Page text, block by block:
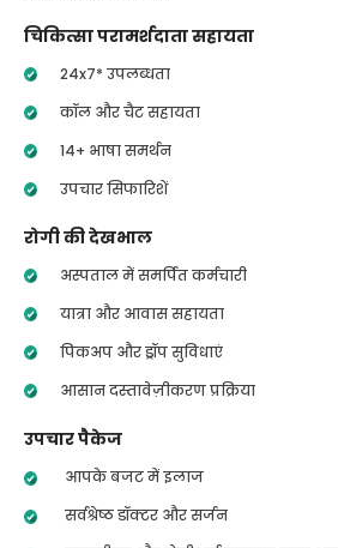
चिकित्सा परामर्शदाता सहायता
24x7* उपलब्धता
कॉल और चैट सहायता
14+ भाषा समर्थन
उपचार सिफारिशें
रोगी की देखभाल
अस्पताल में समर्पित कर्मचारी
यात्रा और आवास सहायता
पिकअप और ड्रॉप सुविधाएं
आसान दस्तावेज़ीकरण प्रक्रिया
उपचार पैकेज
आपके बजट में इलाज
सर्वश्रेष्ठ डॉक्टर और सर्जन